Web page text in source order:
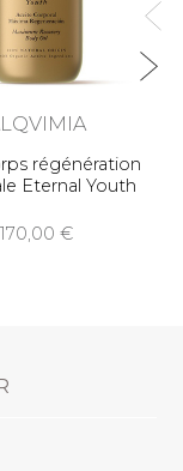
régénération
Eternal Youth
170,00